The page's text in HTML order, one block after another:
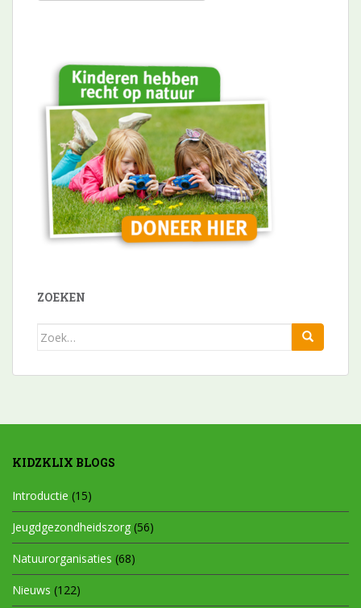
ZOEKEN
Zoek
KIDZKLIX BLOGS
Introductie (15)
Jeugdgezondheidszorg (56)
Natuurorganisaties (68)
Nieuws (122)